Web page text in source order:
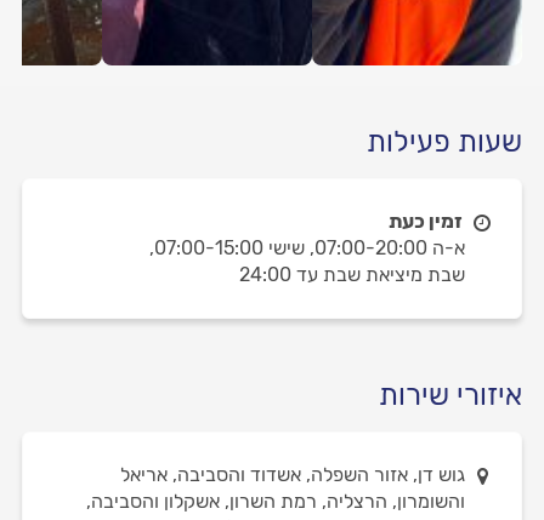
שעות פעילות
זמין כעת
א-ה 07:00-20:00,
שישי 07:00-15:00,
שבת מיציאת שבת עד 24:00
איזורי שירות
גוש דן, אזור השפלה, אשדוד והסביבה, אריאל
והשומרון, הרצליה, רמת השרון, אשקלון והסביבה,